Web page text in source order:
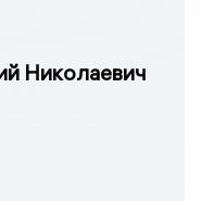
Николаевич